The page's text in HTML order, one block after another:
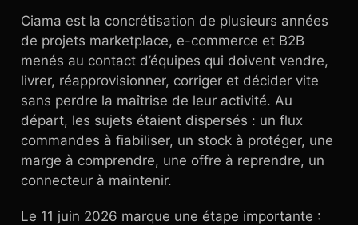
Ciama est la concrétisation de plusieurs années
de projets marketplace, e-commerce et B2B
menés au contact d’équipes qui doivent vendre,
livrer, réapprovisionner, corriger et décider vite
sans perdre la maîtrise de leur activité. Au
départ, les sujets étaient dispersés : un flux
commandes à fiabiliser, un stock à protéger, une
marge à comprendre, une offre à reprendre, un
connecteur à maintenir.
Le 11 juin 2026 marque une étape importante :